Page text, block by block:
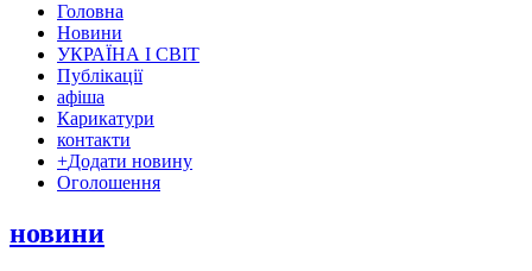
Головна
Новини
УКРАЇНА І СВІТ
Публікації
афіша
Карикатури
контакти
+Додати новину
Оголошення
новини